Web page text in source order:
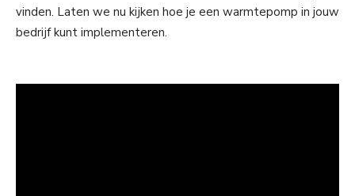
vinden. Laten we nu kijken hoe je een warmtepomp in jouw
bedrijf kunt implementeren.